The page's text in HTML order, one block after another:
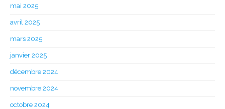
mai 2025
avril 2025
mars 2025
janvier 2025
décembre 2024
novembre 2024
octobre 2024